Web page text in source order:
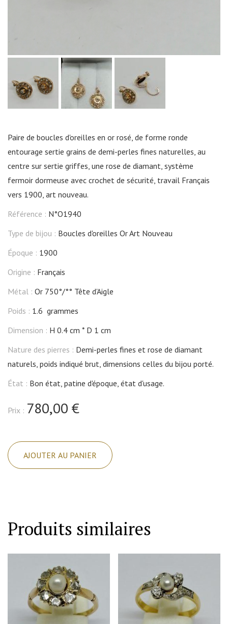
Paire de boucles d'oreilles en or rosé, de forme ronde
entourage sertie grains de demi-perles fines naturelles, au
centre sur sertie griffes, une rose de diamant, système
fermoir dormeuse avec crochet de sécurité, travail Français
vers 1900, art nouveau.
Référence : N°O1940
Type de bijou : Boucles d'oreilles Or Art Nouveau
Époque : 1900
Origine : Français
Métal : Or 750°/°° Tête d'Aigle
Poids : 1.6 grammes
Dimension : H 0.4 cm
D 1 cm
Nature des pierres : Demi-perles fines et rose de diamant
naturels, poids indiqué brut, dimensions celles du bijou porté.
État : Bon état, patine d'époque, état d'usage.
Prix : 780,00 €
de
Boucles
demi-
diamant,
AJOUTER AU PANIER
Produits similaires